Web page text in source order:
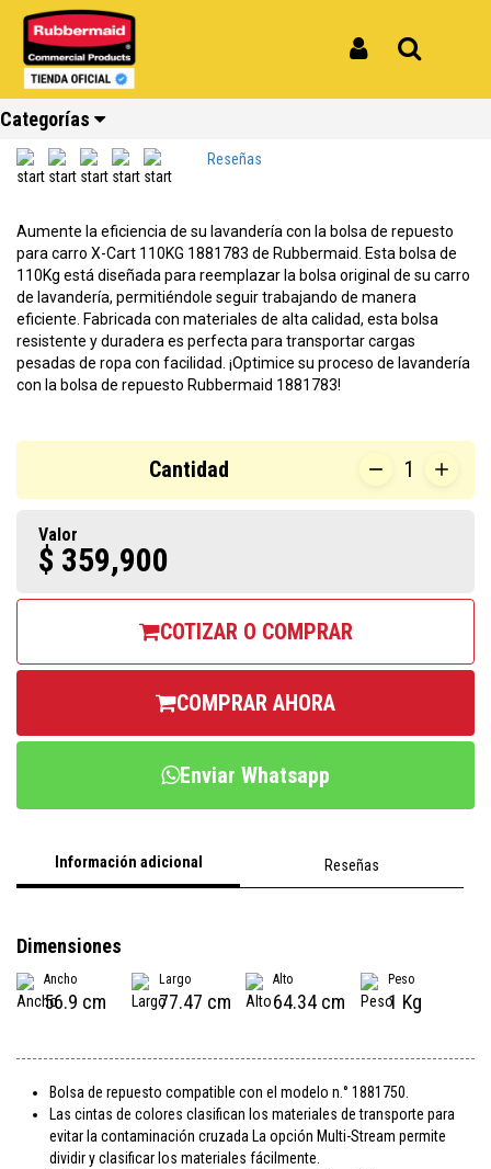
Categorías
Inicio Productos
Bolsa de Repuesto para Carro X-Cart
110KG 1881783
REF: 1881783
Reseñas
Aumente la eficiencia de su lavandería con la bolsa de repuesto
para carro X-Cart 110KG 1881783 de Rubbermaid. Esta bolsa de
110Kg está diseñada para reemplazar la bolsa original de su carro
de lavandería, permitiéndole seguir trabajando de manera
eficiente. Fabricada con materiales de alta calidad, esta bolsa
resistente y duradera es perfecta para transportar cargas
pesadas de ropa con facilidad. ¡Optimice su proceso de lavandería
con la bolsa de repuesto Rubbermaid 1881783!
Cantidad 1
Valor
$ 359,900
COTIZAR O COMPRAR
COMPRAR AHORA
Enviar Whatsapp
Información adicional Reseñas
Dimensiones
Ancho
56.9 cm
Largo
77.47 cm
Alto
64.34 cm
Peso
1 Kg
Bolsa de repuesto compatible con el modelo n.° 1881750.
Las cintas de colores clasifican los materiales de transporte para
evitar la contaminación cruzada La opción Multi-Stream permite
dividir y clasificar los materiales fácilmente.
los
productos
Reciclaje
los
productos
Limpieza
los
productos
Carros
los
productos
Amoblamiento
los
productos
Cocina
los
productos
Repuestos